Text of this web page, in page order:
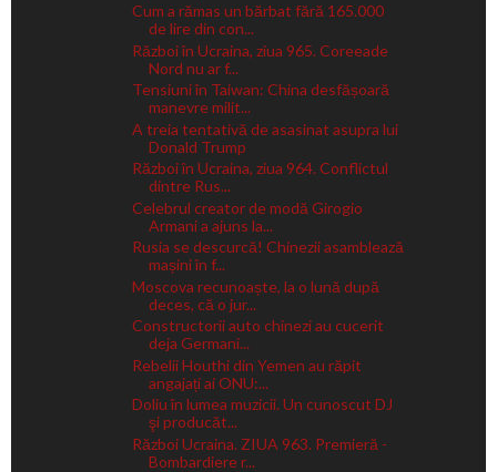
Cum a rămas un bărbat fără 165.000
de lire din con...
Război în Ucraina, ziua 965. Coreeade
Nord nu ar f...
Tensiuni în Taiwan: China desfășoară
manevre milit...
A treia tentativă de asasinat asupra lui
Donald Trump
Război în Ucraina, ziua 964. Conflictul
dintre Rus...
Celebrul creator de modă Girogio
Armani a ajuns la...
Rusia se descurcă! Chinezii asamblează
mașini în f...
Moscova recunoaște, la o lună după
deces, că o jur...
Constructorii auto chinezi au cucerit
deja Germani...
Rebelii Houthi din Yemen au răpit
angajați ai ONU:...
Doliu în lumea muzicii. Un cunoscut DJ
şi producăt...
Război Ucraina. ZIUA 963. Premieră -
Bombardiere r...